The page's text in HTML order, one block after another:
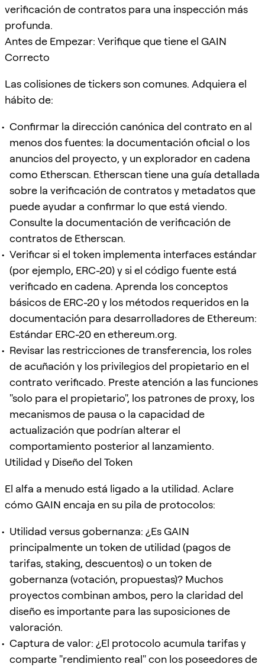
verificación de contratos para una inspección más
profunda.
Antes de Empezar: Verifique que tiene el GAIN
Correcto
Las colisiones de tickers son comunes. Adquiera el
hábito de:
Confirmar la dirección canónica del contrato en al
menos dos fuentes: la documentación oficial o los
anuncios del proyecto, y un explorador en cadena
como Etherscan. Etherscan tiene una guía detallada
sobre la verificación de contratos y metadatos que
puede ayudar a confirmar lo que está viendo.
Consulte la documentación de verificación de
contratos de Etherscan.
Verificar si el token implementa interfaces estándar
(por ejemplo, ERC-20) y si el código fuente está
verificado en cadena. Aprenda los conceptos
básicos de ERC-20 y los métodos requeridos en la
documentación para desarrolladores de Ethereum:
Estándar ERC-20 en ethereum.org.
Revisar las restricciones de transferencia, los roles
de acuñación y los privilegios del propietario en el
contrato verificado. Preste atención a las funciones
"solo para el propietario", los patrones de proxy, los
mecanismos de pausa o la capacidad de
actualización que podrían alterar el
comportamiento posterior al lanzamiento.
Utilidad y Diseño del Token
El alfa a menudo está ligado a la utilidad. Aclare
cómo GAIN encaja en su pila de protocolos:
Utilidad versus gobernanza: ¿Es GAIN
principalmente un token de utilidad (pagos de
tarifas, staking, descuentos) o un token de
gobernanza (votación, propuestas)? Muchos
proyectos combinan ambos, pero la claridad del
diseño es importante para las suposiciones de
valoración.
Captura de valor: ¿El protocolo acumula tarifas y
comparte "rendimiento real" con los poseedores de